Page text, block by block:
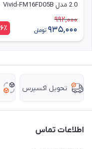
2.0 مدل Vivid-FM16FD05B
ظرفیت 16 گیگابایت
992,000
935,000 تومان 6٪
تحویل اکسپرس
اطلاعات تماس